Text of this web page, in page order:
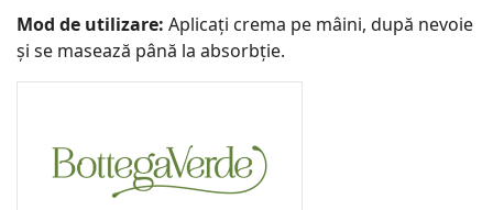
Mod de utilizare: Aplicați crema pe mâini, după nevoie
și se masează până la absorbție.